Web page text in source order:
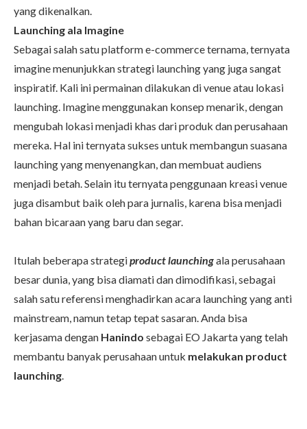
yang dikenalkan.
Launching ala Imagine
Sebagai salah satu platform e-commerce ternama, ternyata
imagine menunjukkan strategi launching yang juga sangat
inspiratif. Kali ini permainan dilakukan di venue atau lokasi
launching. Imagine menggunakan konsep menarik, dengan
mengubah lokasi menjadi khas dari produk dan perusahaan
mereka. Hal ini ternyata sukses untuk membangun suasana
launching yang menyenangkan, dan membuat audiens
menjadi betah. Selain itu ternyata penggunaan kreasi venue
juga disambut baik oleh para jurnalis, karena bisa menjadi
bahan bicaraan yang baru dan segar.
Itulah beberapa strategiproduct launchingala perusahaan
besar dunia, yang bisa diamati dan dimodifikasi, sebagai
salah satu referensi menghadirkan acara launching yang anti
mainstream, namun tetap tepat sasaran. Anda bisa
kerjasama dengan Hanindo sebagai EO Jakarta yang telah
membantu banyak perusahaan untuk melakukan product
launching.